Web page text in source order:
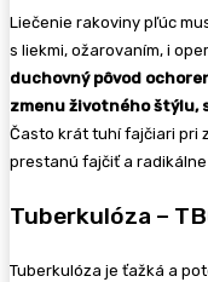
Liečenie rakoviny pľúc
s liekmi, ožarovaním, i
duchovný pôvod
zmenu životného štýlu,
Často krát tuhí fajčiari pri
prestanú fajčiť a radikálne
Tuberkulóza –
Tuberkulóza je ťažká a